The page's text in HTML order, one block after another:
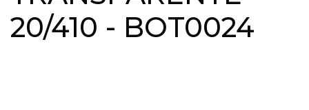
20/410 - BOT0024